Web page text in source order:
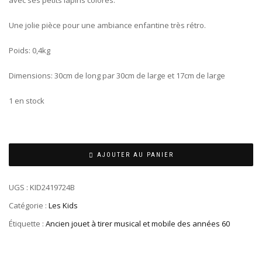
Une jolie pièce pour une ambiance enfantine très rétro.
Poids: 0,4kg
Dimensions: 30cm de long par 30cm de large et 17cm de large
1 en stock
AJOUTER AU PANIER
UGS : KID2419724B
Catégorie : Les Kids
Étiquette : Ancien jouet à tirer musical et mobile des années 60